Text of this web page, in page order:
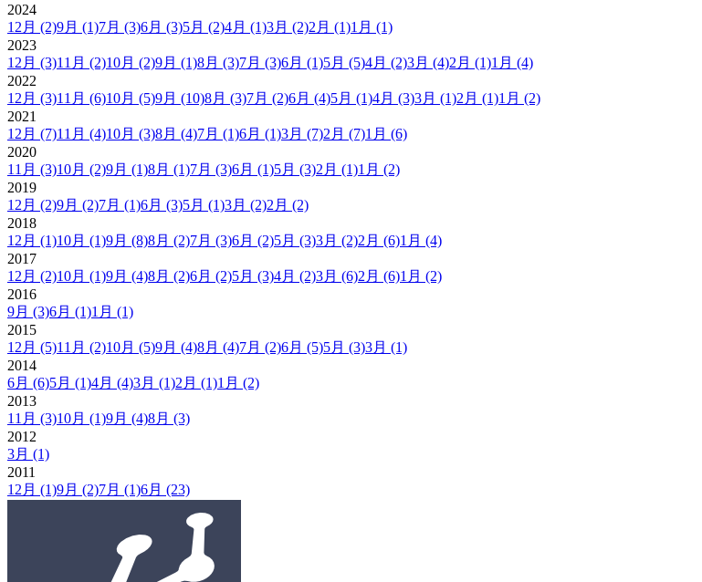
2024
12月 (2)9月 (1)7月 (3)6月 (3)5月 (2)4月 (1)3月 (2)2月 (1)1月 (1)
2023
12月 (3)11月 (2)10月 (2)9月 (1)8月 (3)7月 (3)6月 (1)5月 (5)4月 (2)3月 (4)2月 (1)1月 (4)
2022
12月 (3)11月 (6)10月 (5)9月 (10)8月 (3)7月 (2)6月 (4)5月 (1)4月 (3)3月 (1)2月 (1)1月 (2)
2021
12月 (7)11月 (4)10月 (3)8月 (4)7月 (1)6月 (1)3月 (7)2月 (7)1月 (6)
2020
11月 (3)10月 (2)9月 (1)8月 (1)7月 (3)6月 (1)5月 (3)2月 (1)1月 (2)
2019
12月 (2)9月 (2)7月 (1)6月 (3)5月 (1)3月 (2)2月 (2)
2018
12月 (1)10月 (1)9月 (8)8月 (2)7月 (3)6月 (2)5月 (3)3月 (2)2月 (6)1月 (4)
2017
12月 (2)10月 (1)9月 (4)8月 (2)6月 (2)5月 (3)4月 (2)3月 (6)2月 (6)1月 (2)
2016
9月 (3)6月 (1)1月 (1)
2015
12月 (5)11月 (2)10月 (5)9月 (4)8月 (4)7月 (2)6月 (5)5月 (3)3月 (1)
2014
6月 (6)5月 (1)4月 (4)3月 (1)2月 (1)1月 (2)
2013
11月 (3)10月 (1)9月 (4)8月 (3)
2012
3月 (1)
2011
12月 (1)9月 (2)7月 (1)6月 (23)